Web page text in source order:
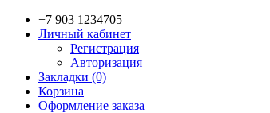
+7 903 1234705
Личный кабинет
Регистрация
Авторизация
Закладки (0)
Корзина
Оформление заказа